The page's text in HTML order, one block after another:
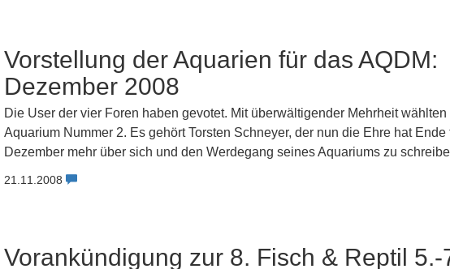
Vorstellung der Aquarien für das AQDM:
Dezember 2008
Die User der vier Foren haben gevotet. Mit überwältigender Mehrheit
Aquarium Nummer 2. Es gehört Torsten Schneyer, der nun die Ehre hat Ende
Dezember mehr über sich und den Werdegang seines Aquariums zu
21.11.2008
Vorankündigung zur 8. Fisch & Reptil 5.-